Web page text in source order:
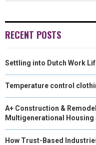
)
RECENT POSTS
Settling into Dutch Work
Temperature control
A+ Construction &
Multigenerational
How Trust-Based